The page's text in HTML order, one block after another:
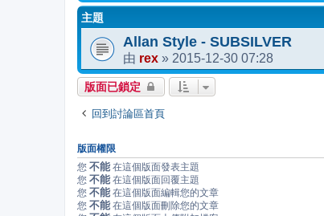
主題
Allan Style - SUBSILVER
由 rex » 2015-12-30 07:28
版面已鎖定
回到討論區首頁
版面權限
您 不能 在這個版面發表主題
您 不能 在這個版面回覆主題
您 不能 在這個版面編輯您的文章
您 不能 在這個版面刪除您的文章